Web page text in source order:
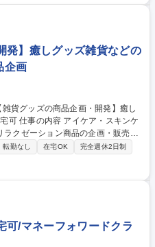
いません。社内外の様々なステー
リードしていただきます。■担当
戦略・戦術実行のリード■GMVデ
ング・サポート■商品企画■ショッ
発】癒しグッズ雑貨などの
企画
キンケ
クゼーション商品の企画・販売・
。 1シーズン100～15
規模組織のため、細かい分業はな
。そのため、実際に商品が好評だ
■市場調査に基づくマーケティン
部デザイナーへの具体的なディレ
じた内外の関係者へのコミュニケ
企
企画/裁量権/在宅可
転勤なし 在宅OK
完全週休2日制
可/マネーフォワードクラ